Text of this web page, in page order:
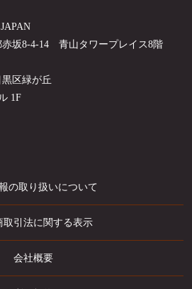
坂8-4-14 青山タワープレイス8階
区緑が丘
1F
の取り扱いについて
取引法に関する表示
会社概要